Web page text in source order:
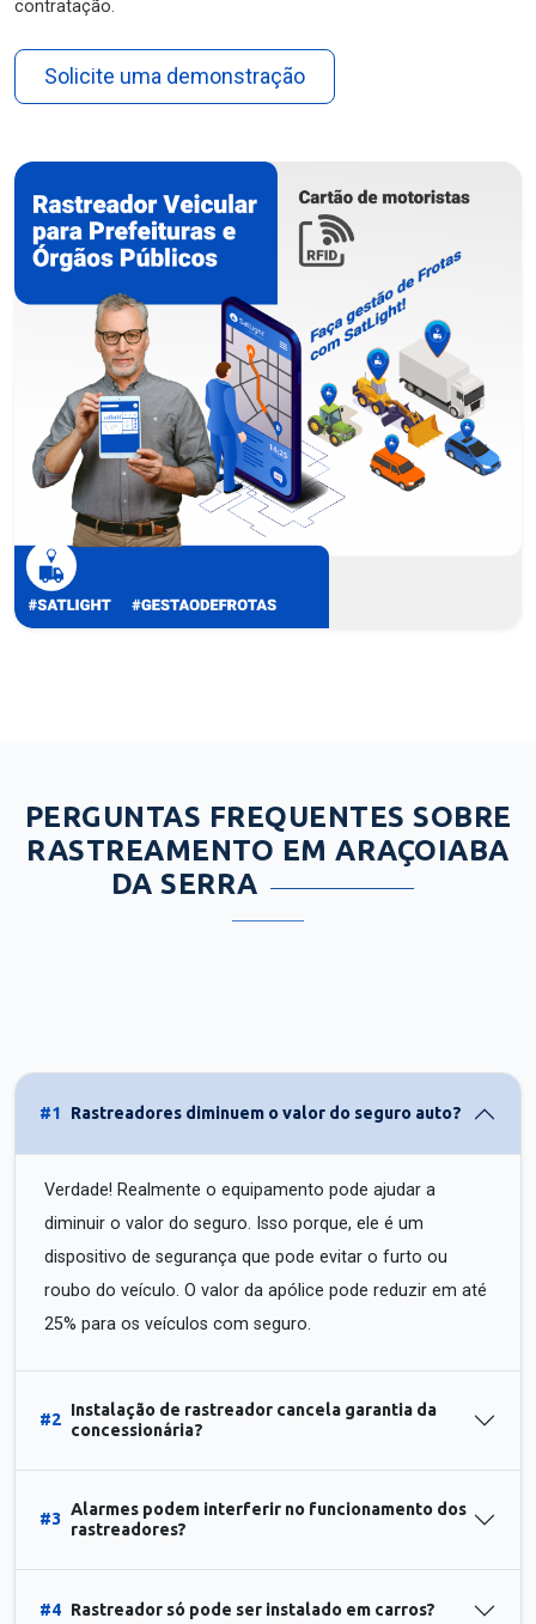
contratação.
Solicite uma demonstração
PERGUNTAS FREQUENTES SOBRE
RASTREAMENTO EM ARAÇOIABA
DA SERRA
#1 Rastreadores diminuem o valor do seguro auto?
Verdade! Realmente o equipamento pode ajudar a
diminuir o valor do seguro. Isso porque, ele é um
dispositivo de segurança que pode evitar o furto ou
roubo do veículo. O valor da apólice pode reduzir em até
25% para os veículos com seguro.
#2
Instalação de rastreador cancela garantia da
concessionária?
#3
Alarmes podem interferir no funcionamento dos
rastreadores?
#4 Rastreador só pode ser instalado em carros?